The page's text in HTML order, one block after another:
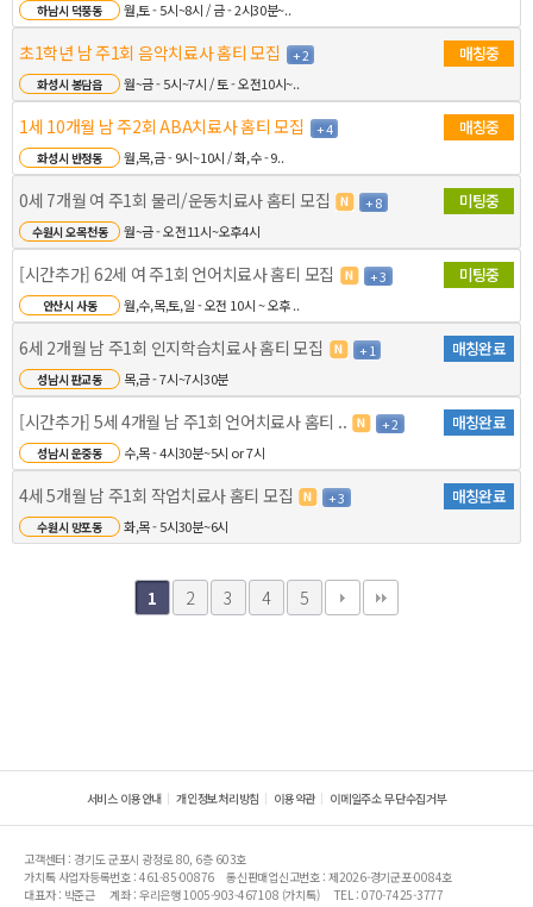
하남시 덕풍동 월,토 - 5시~8시 / 금 - 2시30분~..
초1학년 남 주1회 음악치료사 홈티 모집 + 2 매칭중
화성시 봉담읍 월~금 - 5시~7시 / 토 - 오전10시~..
1세 10개월 남 주2회 ABA치료사 홈티 모집 + 4 매칭중
화성시 반정동 월,목,금 - 9시~10시 / 화,수 - 9..
0세 7개월 여 주1회 물리/운동치료사 홈티 모집 + 8 미팅중
수원시 오목천동 월~금 - 오전11시~오후4시
[시간추가] 62세 여 주1회 언어치료사 홈티 모집 + 3 미팅중
안산시 사동 월,수,목,토,일 - 오전 10시 ~ 오후 ..
6세 2개월 남 주1회 인지학습치료사 홈티 모집 + 1 매칭완료
성남시 판교동 목,금 - 7시~7시30분
[시간추가] 5세 4개월 남 주1회 언어치료사 홈티 .. + 2 매칭완료
성남시 운중동 수,목 - 4시30분~5시 or 7시
4세 5개월 남 주1회 작업치료사 홈티 모집 + 3 매칭완료
수원시 망포동 화,목 - 5시30분~6시
1 2 3 4 5
서비스 이용안내 개인정보처리방침 이용약관 이메일주소 무단수집거부
고객센터 : 경기도 군포시 광정로 80, 6층 603호
가치톡 사업자등록번호 : 461-85-00876
통신판매업신고번호 : 제2026-경기군포-0084호
대표자 : 박준근
계좌 : 우리은행 1005-903-467108 (가치톡)
TEL : 070-7425-3777